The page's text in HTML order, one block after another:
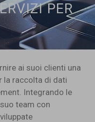
PER
ai suoi clienti una
la raccolta di dati
Integrando le
team con